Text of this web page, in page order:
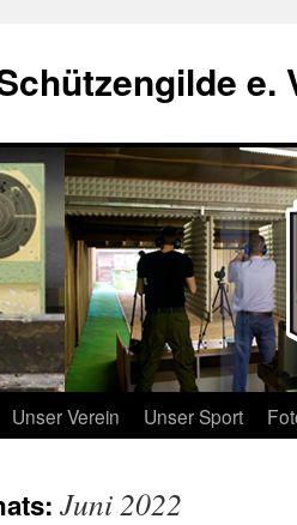
e.
Unser Verein Unser Sport
Juni 2022